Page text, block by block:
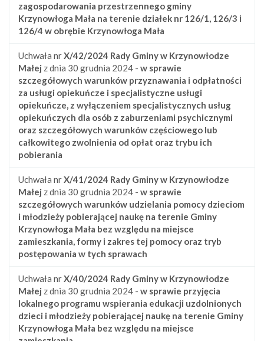
zagospodarowania przestrzennego gminy
Krzynowłoga Mała na terenie działek nr 126/1, 126/3 i
126/4 w obrębie Krzynowłoga Mała
Uchwała nrX/42/2024 Rady Gminy w Krzynowłodze
Małej z dnia 30 grudnia 2024 - w sprawie
szczegółowych warunków przyznawania i odpłatności
za usługi opiekuńcze i specjalistyczne usługi
opiekuńcze, z wyłączeniem specjalistycznych usług
opiekuńczych dla osób z zaburzeniami psychicznymi
oraz szczegółowych warunków częściowego lub
całkowitego zwolnienia od opłat oraz trybu ich
pobierania
Uchwała nrX/41/2024 Rady Gminy w Krzynowłodze
Małej z dnia 30 grudnia 2024 - w sprawie
szczegółowych warunków udzielania pomocy dzieciom
i młodzieży pobierającej naukę na terenie Gminy
Krzynowłoga Mała bez względu na miejsce
zamieszkania, formy i zakres tej pomocy oraz tryb
postępowania w tych sprawach
Uchwała nrX/40/2024 Rady Gminy w Krzynowłodze
Małej z dnia 30 grudnia 2024 - w sprawie przyjęcia
lokalnego programu wspierania edukacji uzdolnionych
dzieci i młodzieży pobierającej naukę na terenie Gminy
Krzynowłoga Mała bez względu na miejsce